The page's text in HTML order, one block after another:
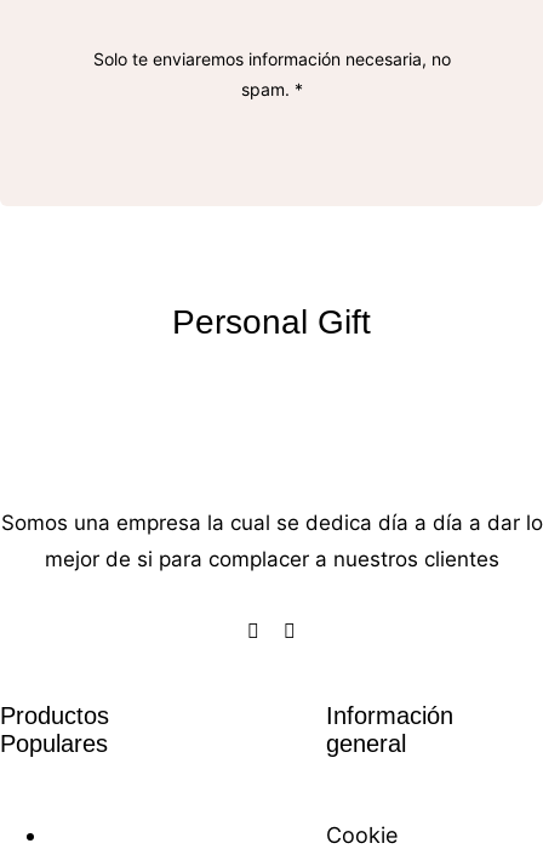
Solo te enviaremos información necesaria, no
spam. *
Personal Gift
Somos una empresa la cual se dedica día a día a dar lo
mejor de si para complacer a nuestros clientes
Productos
Populares
Información
general
Cookie